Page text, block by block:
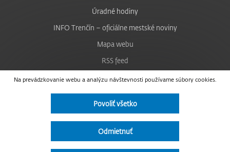
Na prevádzkovanie webu a analýzu návštevnosti používame súbory cookies.
Povoliť všetko
Odmietnuť
Úradné hodiny
INFO Trenčín – oficiálne mestské noviny
Mapa webu
RSS feed
Nastavenie cookies
Facebook
Instagram
Vyhlásenie o prístupnosti